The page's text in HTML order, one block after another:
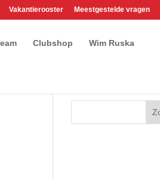
Vakantierooster Meestgestelde vragen
Clubshop Wim Ruska